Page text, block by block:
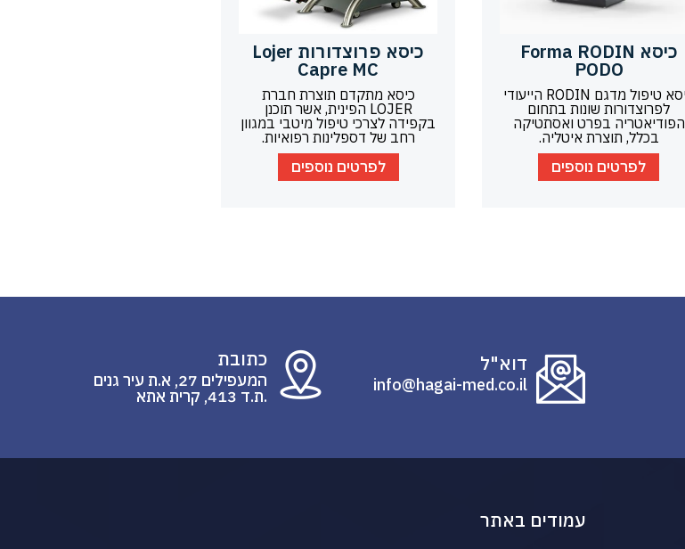
כיסא Forma RODIN
PODO
כיסא טיפול מדגם RODIN הייעודי
לפרוצדורות שונות בתחום
הפודיאטריה בפרט ואסתטיקה
בכלל, תוצרת איטליה.
לפרטים נוספים
כיסא פרוצדורות Lojer
Capre MC
כיסא מתקדם תוצרת חברת
LOJER הפינית, אשר תוכנן
בקפידה לצרכי טיפול מיטבי במגוון
רחב של דספלינות רפואיות.
לפרטים נוספים
דוא"ל
info@hagai-med.co.il
כתובת
המעפילים 27, א.ת עיר גנים
.ת.ד 413, קרית אתא
עמודים באתר